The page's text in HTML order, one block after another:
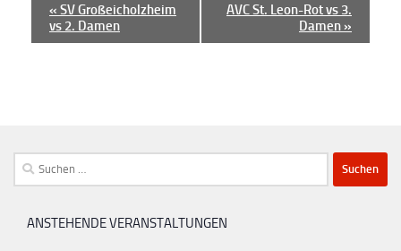
t
a
l
« SV Großeicholzheim
vs 2. Damen
AVC St. Leon-Rot vs 3.
Damen »
Suchen
nach:
ANSTEHENDE VERANSTALTUNGEN